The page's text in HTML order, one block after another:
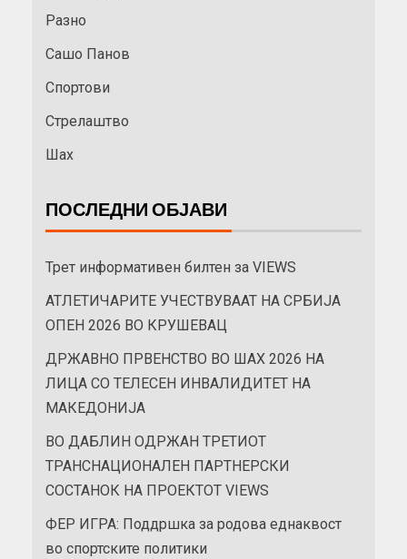
Разно
Сашо Панов
Спортови
Стрелаштво
Шах
ПОСЛЕДНИ ОБЈАВИ
Трет информативен билтен за VIEWS
АТЛЕТИЧАРИТЕ УЧЕСТВУВААТ НА СРБИЈА
ОПЕН 2026 ВО КРУШЕВАЦ
ДРЖАВНО ПРВЕНСТВО ВО ШАХ 2026 НА
ЛИЦА СО ТЕЛЕСЕН ИНВАЛИДИТЕТ НА
МАКЕДОНИЈА
ВО ДАБЛИН ОДРЖАН ТРЕТИОТ
ТРАНСНАЦИОНАЛЕН ПАРТНЕРСКИ
СОСТАНОК НА ПРОЕКТОТ VIEWS
ФЕР ИГРА: Поддршка за родова еднаквост
во спортските политики